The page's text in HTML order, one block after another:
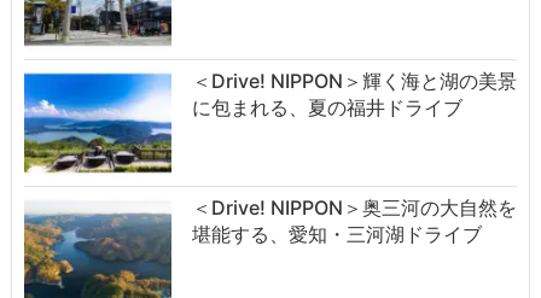
＜Drive! NIPPON＞輝く海と湖の美景
に包まれる、夏の福井ドライブ
＜Drive! NIPPON＞奥三河の大自然を
堪能する、愛知・三河湖ドライブ